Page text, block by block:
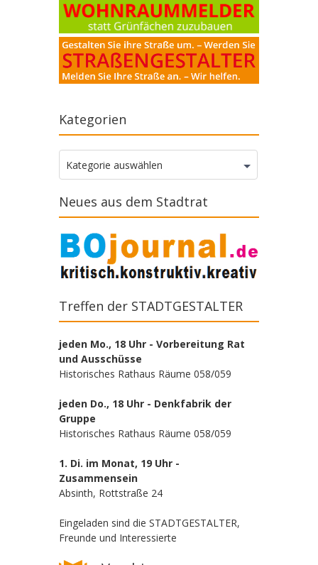
Kategorien
Kategorien
Kategorie auswählen
Neues aus dem Stadtrat
Treffen der STADTGESTALTER
jeden Mo., 18 Uhr - Vorbereitung Rat
und Ausschüsse
Historisches Rathaus Räume 058/059
jeden Do., 18 Uhr - Denkfabrik der
Gruppe
Historisches Rathaus Räume 058/059
1. Di. im Monat, 19 Uhr -
Zusammensein
Absinth, Rottstraße 24
Eingeladen sind die STADTGESTALTER,
Freunde und Interessierte